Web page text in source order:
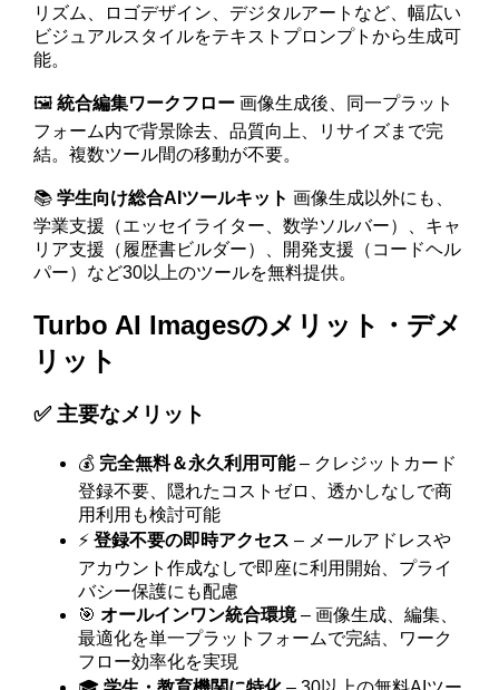
リズム、ロゴデザイン、デジタルアートなど、幅広い
ビジュアルスタイルをテキストプロンプトから生成可
能。
🖼️統合編集ワークフロー 画像生成後、同一プラット
フォーム内で背景除去、品質向上、リサイズまで完
結。複数ツール間の移動が不要。
📚学生向け総合AIツールキット 画像生成以外にも、
学業支援（エッセイライター、数学ソルバー）、キャ
リア支援（履歴書ビルダー）、開発支援（コードヘル
パー）など30以上のツールを無料提供。
Turbo AI Imagesのメリット・デメ
リット
✅ 主要なメリット
💰 完全無料＆永久利用可能– クレジットカード
登録不要、隠れたコストゼロ、透かしなしで商
用利用も検討可能
⚡登録不要の即時アクセス – メールアドレスや
アカウント作成なしで即座に利用開始、プライ
バシー保護にも配慮
🎯オールインワン統合環境– 画像生成、編集、
最適化を単一プラットフォームで完結、ワーク
フロー効率化を実現